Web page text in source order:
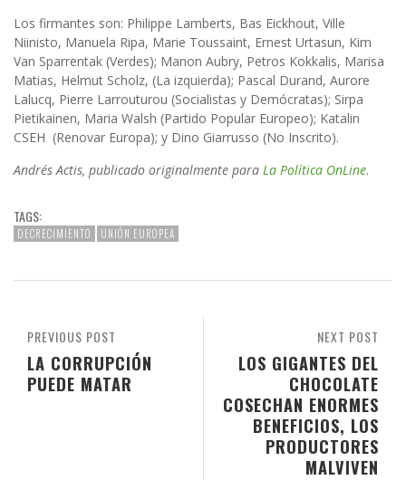
Los firmantes son: Philippe Lamberts, Bas Eickhout, Ville
Niinisto, Manuela Ripa, Marie Toussaint, Ernest Urtasun, Kim
Van Sparrentak (Verdes); Manon Aubry, Petros Kokkalis, Marisa
Matias, Helmut Scholz, (La izquierda); Pascal Durand, Aurore
Lalucq, Pierre Larrouturou (Socialistas y Demócratas); Sirpa
Pietikainen, Maria Walsh (Partido Popular Europeo); Katalin
CSEH (Renovar Europa); y Dino Giarrusso (No Inscrito).
Andrés Actis, publicado originalmente para La Política OnLine.
TAGS:
DECRECIMIENTO UNIÓN EUROPEA
NEXT POST
LOS GIGANTES DEL
CHOCOLATE
COSECHAN ENORMES
BENEFICIOS, LOS
PRODUCTORES
MALVIVEN
PREVIOUS POST
LA CORRUPCIÓN
PUEDE MATAR